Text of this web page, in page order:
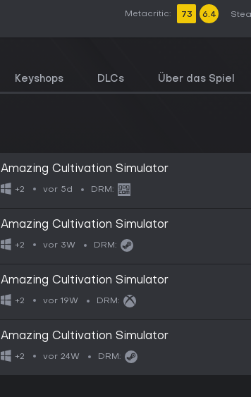
Metacritic: 73 6.4
Keyshops DLCs Über das Spiel
Amazing Cultivation Simulator
+2 vor 5d DRM:
Amazing Cultivation Simulator
+2 vor 3W DRM:
Amazing Cultivation Simulator
+2 vor 19W DRM:
Amazing Cultivation Simulator
+2 vor 24W DRM: